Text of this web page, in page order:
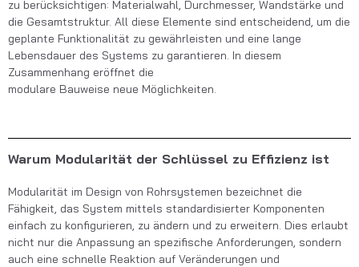
zu berücksichtigen: Materialwahl, Durchmesser, Wandstärke und
die Gesamtstruktur. All diese Elemente sind entscheidend, um die
geplante Funktionalität zu gewährleisten und eine lange
Lebensdauer des Systems zu garantieren. In diesem
Zusammenhang eröffnet die
modulare Bauweise neue Möglichkeiten.
Warum Modularität der Schlüssel zu Effizienz ist
Modularität im Design von Rohrsystemen bezeichnet die
Fähigkeit, das System mittels standardisierter Komponenten
einfach zu konfigurieren, zu ändern und zu erweitern. Dies erlaubt
nicht nur die Anpassung an spezifische Anforderungen, sondern
auch eine schnelle Reaktion auf Veränderungen und